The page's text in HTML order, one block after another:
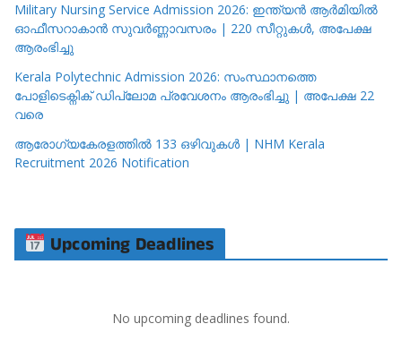
Military Nursing Service Admission 2026: ഇന്ത്യൻ ആർമിയിൽ
ഓഫീസറാകാൻ സുവർണ്ണാവസരം | 220 സീറ്റുകൾ, അപേക്ഷ
ആരംഭിച്ചു
Kerala Polytechnic Admission 2026: സംസ്ഥാനത്തെ
പോളിടെക്നിക് ഡിപ്ലോമ പ്രവേശനം ആരംഭിച്ചു | അപേക്ഷ 22
വരെ
ആരോഗ്യകേരളത്തിൽ 133 ഒഴിവുകൾ | NHM Kerala
Recruitment 2026 Notification
Upcoming Deadlines
No upcoming deadlines found.